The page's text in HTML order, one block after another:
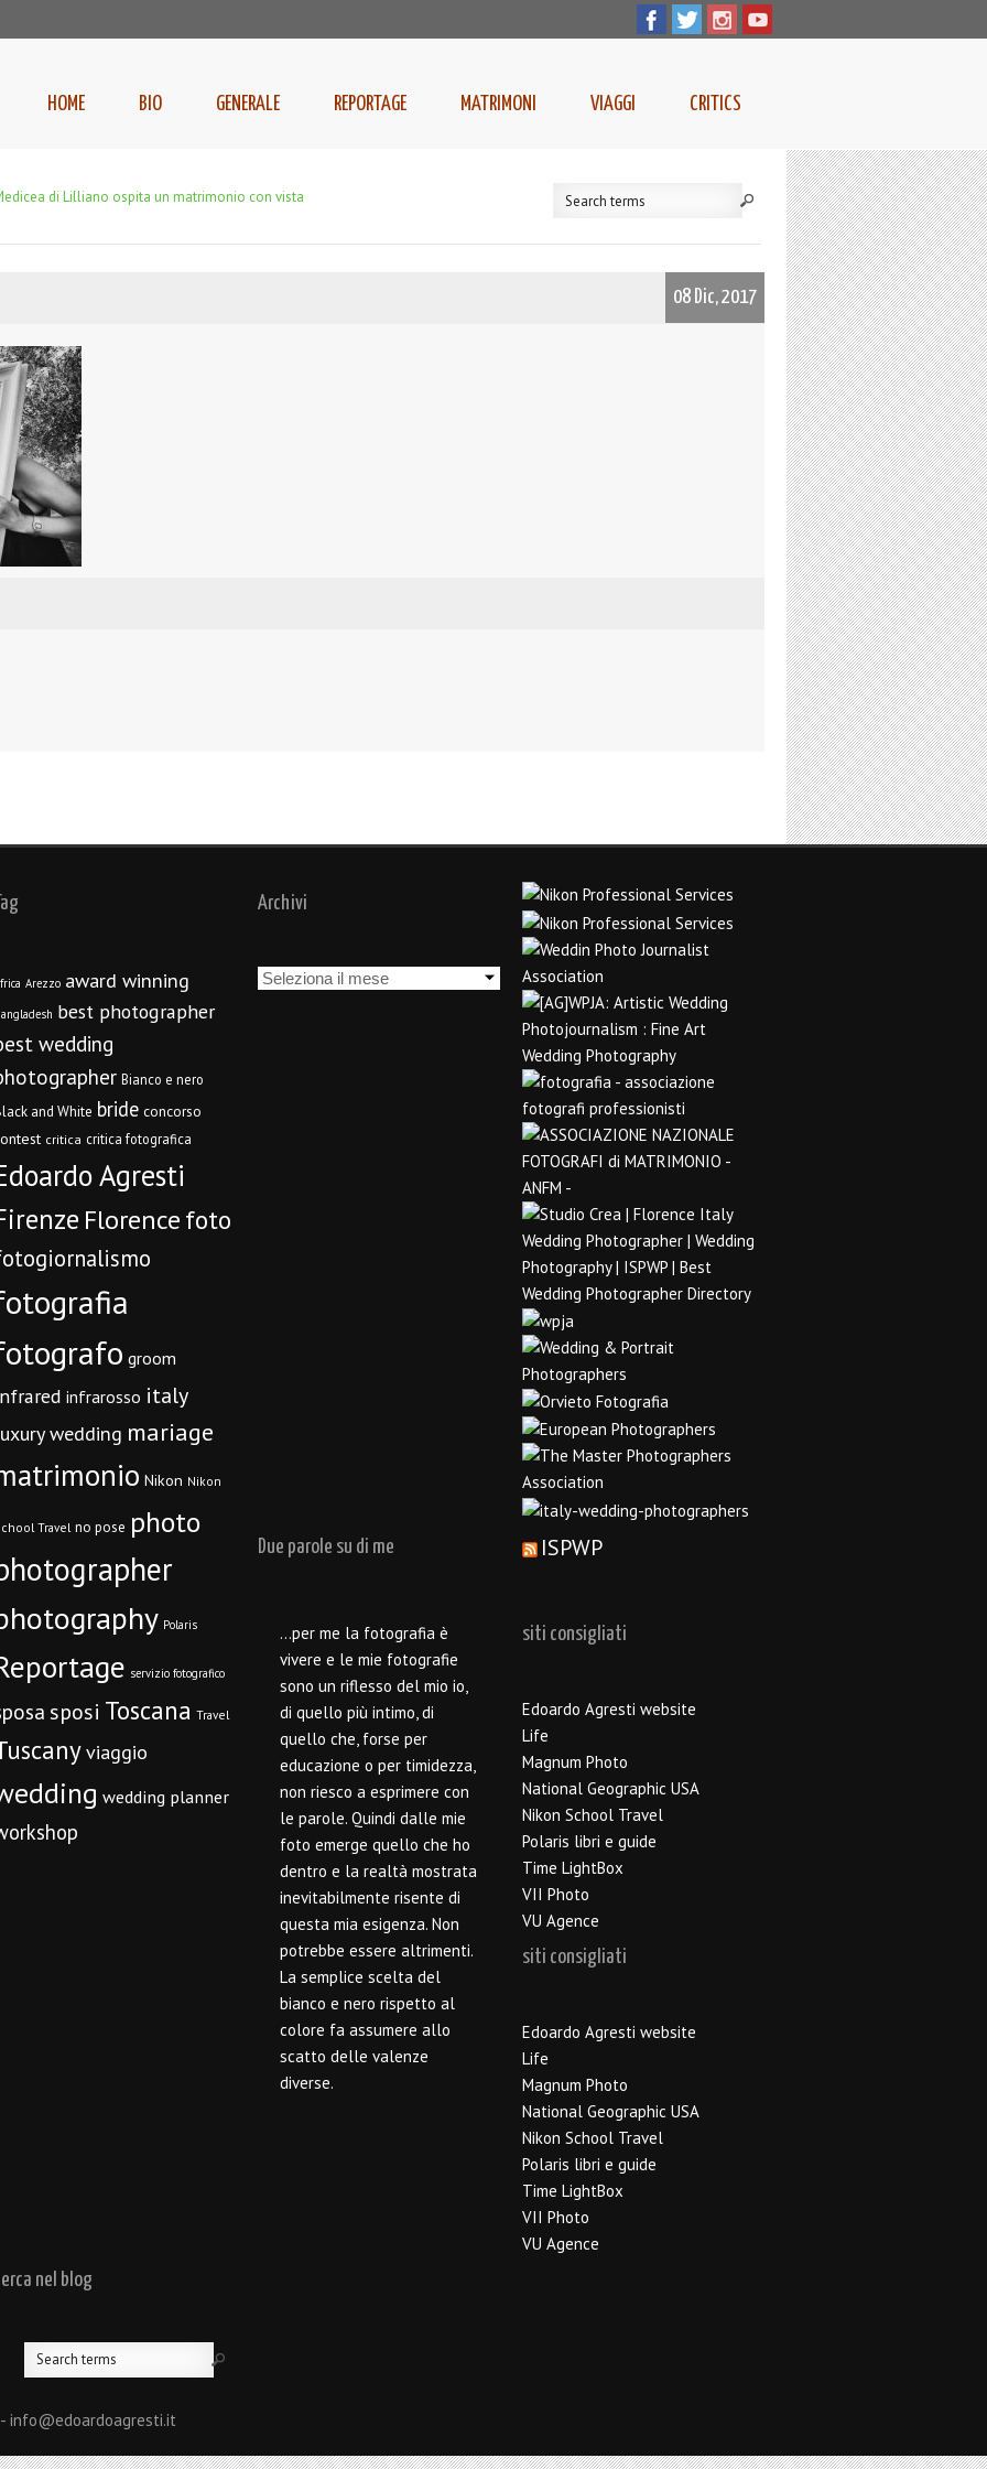
HOME BIO GENERALE REPORTAGE MATRIMONI VIAGGI CRITICS
di Lilliano ospita un matrimonio con vista
08 Dic, 2017
Arezzo award winning
best photographer
wedding
Bianco e nero
and White bride concorso
critica critica fotografica
Agresti
Florencefoto
groom
infrarosso italy
wedding mariage
Nikon Nikon
Travel no pose photo
Polaris
servizio fotografico
sposi Toscana Travel
viaggio
wedding planner
Archivi
Archivi
Due parole su di me
…per me la fotografia è
vivere e le mie fotografie
sono un riflesso del mio io,
di quello più intimo, di
quello che, forse per
educazione o per timidezza,
non riesco a esprimere con
le parole. Quindi dalle mie
foto emerge quello che ho
dentro e la realtà mostrata
inevitabilmente risente di
questa mia esigenza. Non
potrebbe essere altrimenti.
La semplice scelta del
bianco e nero rispetto al
colore fa assumere allo
scatto delle valenze
diverse.
ISPWP
siti consigliati
Edoardo Agresti website
Life
Magnum Photo
National Geographic USA
Nikon School Travel
Polaris libri e guide
Time LightBox
VII Photo
VU Agence
siti consigliati
Edoardo Agresti website
Life
Magnum Photo
National Geographic USA
Nikon School Travel
Polaris libri e guide
Time LightBox
VII Photo
VU Agence
nel blog
info@edoardoagresti.it